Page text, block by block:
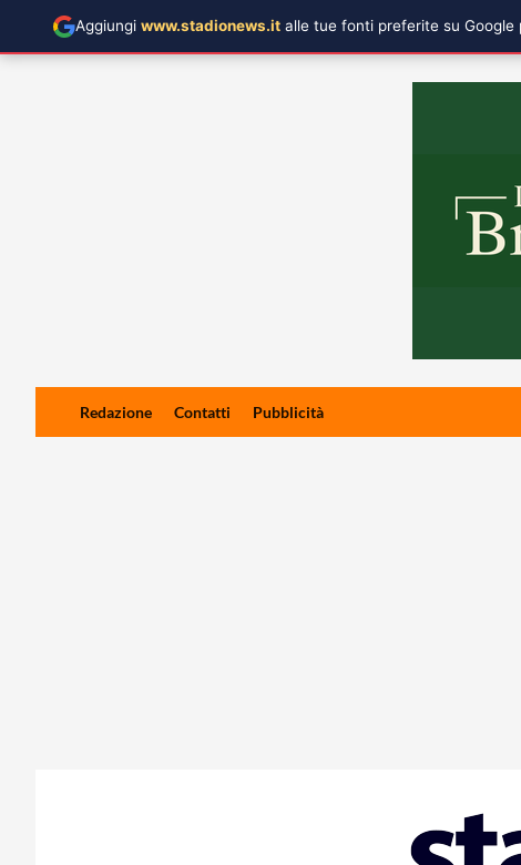
Redazione Contatti Pubblicità
Aggiungi www.stadionews.it alle tue fonti preferite su